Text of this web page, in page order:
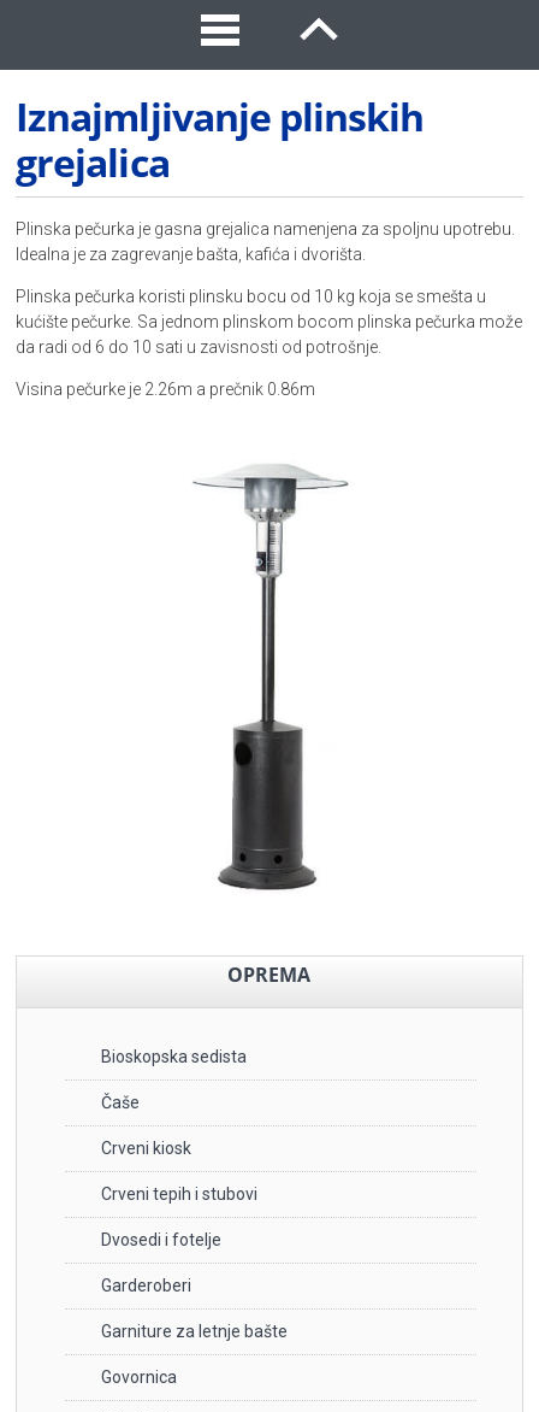
Iznajmljivanje plinskih
grejalica
Plinska pečurka je gasna grejalica namenjena za spoljnu upotrebu.
Idealna je za zagrevanje bašta, kafića i dvorišta.
Plinska pečurka koristi plinsku bocu od 10 kg koja se smešta u
kućište pečurke. Sa jednom plinskom bocom plinska pečurka može
da radi od 6 do 10 sati u zavisnosti od potrošnje.
Visina pečurke je 2.26m a prečnik 0.86m
OPREMA
Bioskopska sedista
Čaše
Crveni kiosk
Crveni tepih i stubovi
Dvosedi i fotelje
Garderoberi
Garniture za letnje bašte
Govornica